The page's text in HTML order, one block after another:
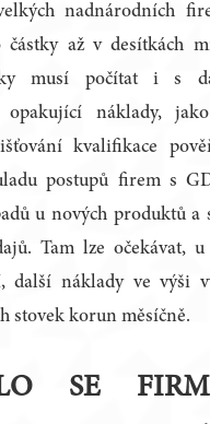
nadnárodních
částky až v desítkách
musí počítat i s
opakující náklady,
kvalifikace
postupů firem s
u nových produktů a
Tam lze očekávat,
další náklady ve výši
stovek korun měsíčně.
SE